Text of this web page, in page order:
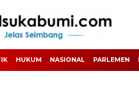
HUKUM NASIONAL PARLEMEN